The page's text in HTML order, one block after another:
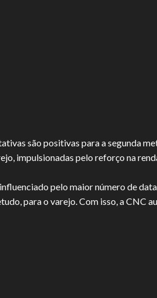
são positivas para a segunda
impulsionadas pelo reforço na
pelo maior número de
para o varejo. Com isso, a CNC